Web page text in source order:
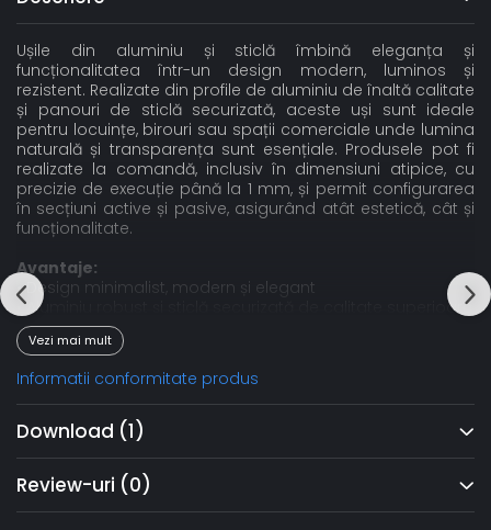
Ușile din aluminiu și sticlă îmbină eleganța și
funcționalitatea într-un design modern, luminos și
rezistent. Realizate din profile de aluminiu de înaltă calitate
și panouri de sticlă securizată, aceste uși sunt ideale
pentru locuințe, birouri sau spații comerciale unde lumina
naturală și transparența sunt esențiale. Produsele pot fi
realizate la comandă, inclusiv în dimensiuni atipice, cu
precizie de execuție până la 1 mm, și permit configurarea
în secțiuni active și pasive, asigurând atât estetică, cât și
funcționalitate.
Avantaje:
• Design minimalist, modern și elegant
• Aluminiu robust și sticlă securizată de calitate superioară
• Personalizare completă, inclusiv dimensiuni atipice
• Adaptabile pentru locuințe, birouri sau spații comerciale
• Montaj curat și rapid
Vezi mai mult
Informatii conformitate produs
Download (1)
Review-uri (0)